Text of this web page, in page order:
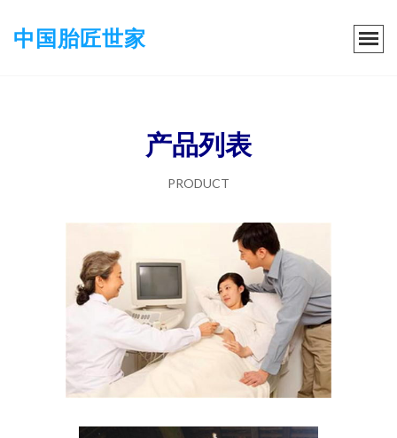
中国胎匠世家
产品列表
PRODUCT